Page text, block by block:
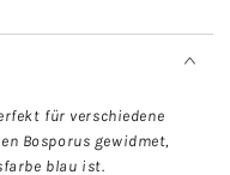
für verschiedene
Bosporus gewidmet,
blau ist.